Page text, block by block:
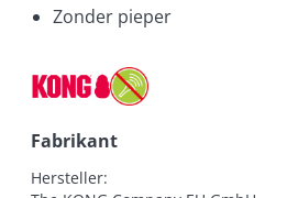
Zonder pieper
Fabrikant
Hersteller: